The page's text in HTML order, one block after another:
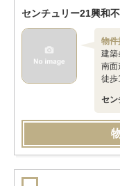
センチュリー21興和
物件
建築
南面
徒歩
セン